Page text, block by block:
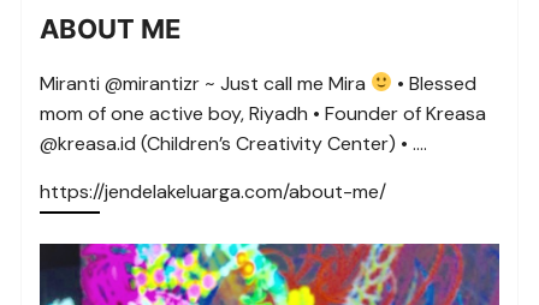
ABOUT ME
Miranti @mirantizr ~ Just call me Mira
• Blessed
mom of one active boy, Riyadh • Founder of Kreasa
@kreasa.id (Children’s Creativity Center) • ….
https://jendelakeluarga.com/about-me/